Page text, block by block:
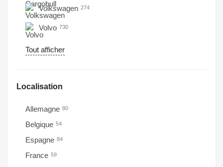
Volkswagen 274
Volvo 730
Tout afficher
Localisation
Allemagne 80
Belgique 54
Espagne 84
France 59